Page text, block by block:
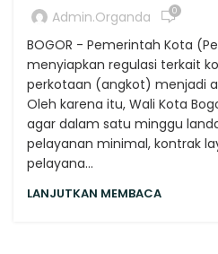
Admin.organda 0
BOGOR - Pemerintah Kota
menyiapkan regulasi terkait
perkotaan (angkot) menjadi
Oleh karena itu, Wali Kota
agar dalam satu minggu
pelayanan minimal, kontrak
pelayana...
LANJUTKAN MEMBACA